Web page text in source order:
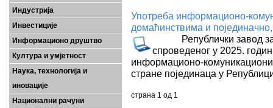
Индустрија
Инвестиције
Информационо друштво
Култура и умјетност
Наука, технологија и
иновације
Национални рачуни
Употреба информационо-
домаћинствима и
Републички завод за
спроведеног у 2025.
информационо-
стране појединаца у
страна 1 од 1